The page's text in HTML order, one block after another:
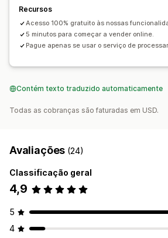
Recursos
Acesso 100% gratuito às nossas
5 minutos para começar a vender online.
Pague apenas se usar o serviço de
Contém texto traduzido automaticamente
Todas as cobranças são faturadas em USD.
Avaliações (24)
Classificação geral
4,9
5
4